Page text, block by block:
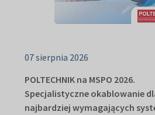
07 sierpnia 2026
POLTECHNIK na MSPO 2026.
Specjalistyczne okablowanie
najbardziej wymagających